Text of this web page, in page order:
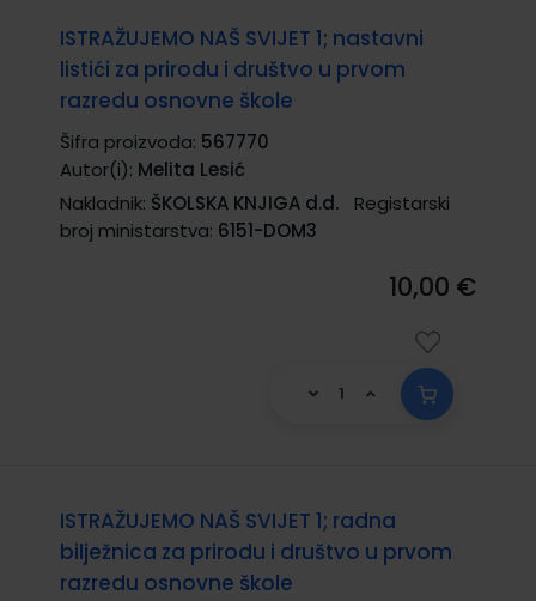
ISTRAŽUJEMO NAŠ SVIJET 1; nastavni
listići za prirodu i društvo u prvom
razredu osnovne škole
Šifra proizvoda: 567770
Autor(i): Melita Lesić
Nakladnik: ŠKOLSKA KNJIGA d.d.
Registarski
broj ministarstva: 6151-DOM3
10,00 €
ISTRAŽUJEMO NAŠ SVIJET 1; radna
bilježnica za prirodu i društvo u prvom
razredu osnovne škole